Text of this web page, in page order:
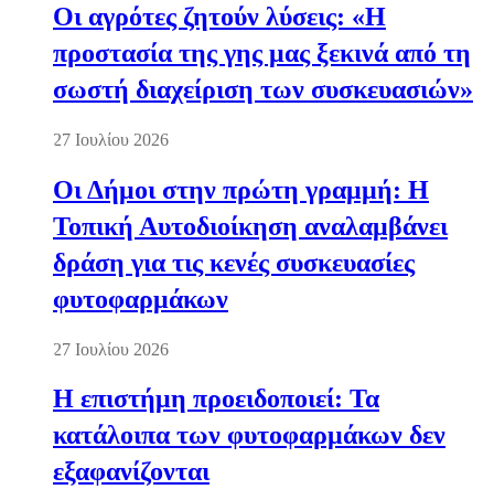
Οι αγρότες ζητούν λύσεις: «Η
προστασία της γης μας ξεκινά από τη
σωστή διαχείριση των συσκευασιών»
27 Ιουλίου 2026
Οι Δήμοι στην πρώτη γραμμή: Η
Τοπική Αυτοδιοίκηση αναλαμβάνει
δράση για τις κενές συσκευασίες
φυτοφαρμάκων
27 Ιουλίου 2026
Η επιστήμη προειδοποιεί: Τα
κατάλοιπα των φυτοφαρμάκων δεν
εξαφανίζονται